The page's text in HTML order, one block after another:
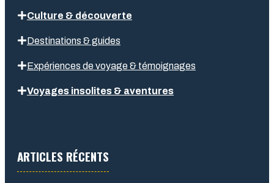
Culture & découverte
Destinations & guides
Expériences de voyage & témoignages
Voyages insolites & aventures
ARTICLES RÉCENTS